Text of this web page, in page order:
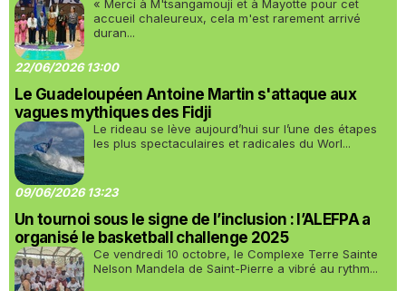
« Merci à M'tsangamouji et à Mayotte pour cet
accueil chaleureux, cela m'est rarement arrivé
duran...
22/06/2026 13:00
Le Guadeloupéen Antoine Martin s'attaque aux
vagues mythiques des Fidji
Le rideau se lève aujourd’hui sur l’une des étapes
les plus spectaculaires et radicales du Worl...
09/06/2026 13:23
Un tournoi sous le signe de l’inclusion : l’ALEFPA a
organisé le basketball challenge 2025
Ce vendredi 10 octobre, le Complexe Terre Sainte
Nelson Mandela de Saint-Pierre a vibré au rythm...